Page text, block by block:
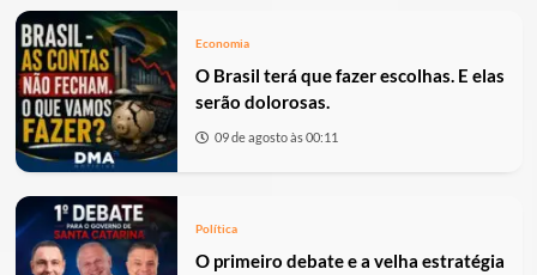
Economia
O Brasil terá que fazer escolhas. E elas
serão dolorosas.
09 de agosto às 00:11
Política
O primeiro debate e a velha estratégia